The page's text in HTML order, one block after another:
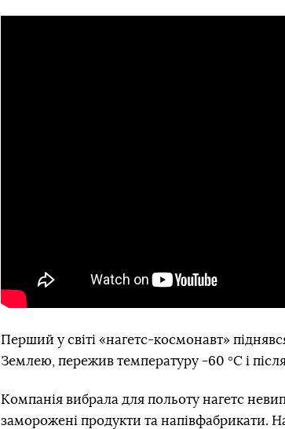
Перший у світі «нагетс-космонавт»
Землею, пережив температуру -60 °С і
Компанія вибрала для польоту нагетс
заморожені продукти та напівфабрикати.